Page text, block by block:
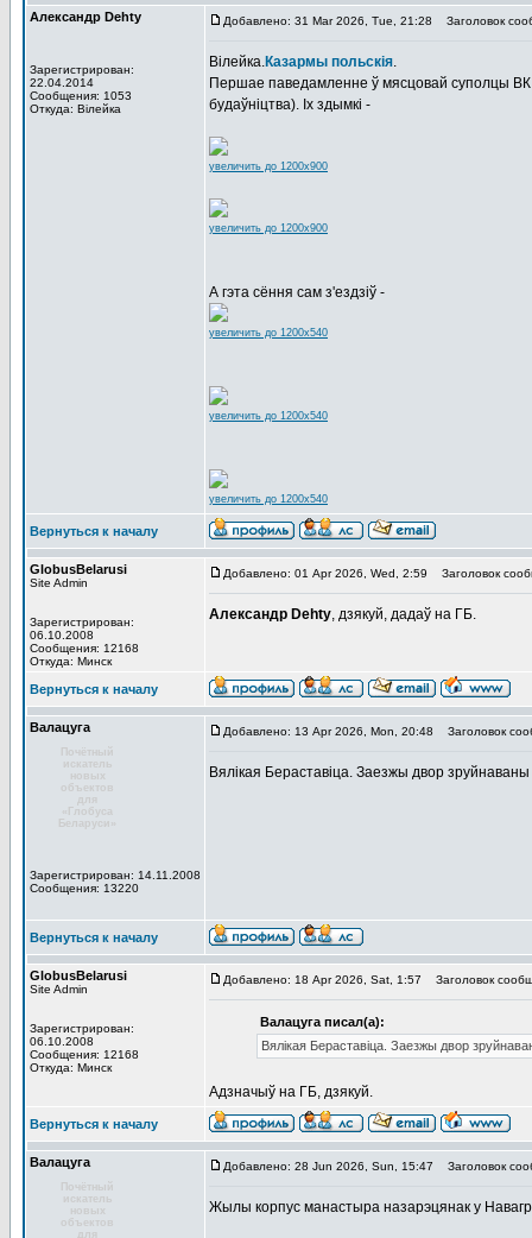
Александр Dehty
Зарегистрирован:
22.04.2014
Сообщения: 1053
Откуда: Вiлейка
Добавлено: 31 Mar 2026, Tue, 21:28 Заголовок
Вілейка.Казармы польскія.
Першае паведамленне ў мясцовай суполцы ВК
будаўніцтва). Іх здымкі -
увеличить до 1200x900
увеличить до 1200x900
А гэта сёння сам з'ездзіў -
увеличить до 1200x540
увеличить до 1200x540
увеличить до 1200x540
Вернуться к началу
GlobusBelarusi
Site Admin
Зарегистрирован:
06.10.2008
Сообщения: 12168
Откуда: Минск
Добавлено: 01 Apr 2026, Wed, 2:59 Заголовок
Александр Dehty, дзякуй, дадаў на ГБ.
Вернуться к началу
Валацуга
Почётный
искатель
новых
объектов
для
«Глобуса
Беларуси»
Зарегистрирован: 14.11.2008
Сообщения: 13220
Добавлено: 13 Apr 2026, Mon, 20:48 Заголовок
Вялікая Бераставіца. Заезжы двор зруйнаваны
Вернуться к началу
GlobusBelarusi
Site Admin
Зарегистрирован:
06.10.2008
Сообщения: 12168
Откуда: Минск
Добавлено: 18 Apr 2026, Sat, 1:57 Заголовок
Валацуга писал(а):
Вялікая Бераставіца. Заезжы двор
Адзначыў на ГБ, дзякуй.
Вернуться к началу
Валацуга
Почётный
искатель
новых
объектов
для
Добавлено: 28 Jun 2026, Sun, 15:47 Заголовок
Жылы корпус манастыра назарэцянак у